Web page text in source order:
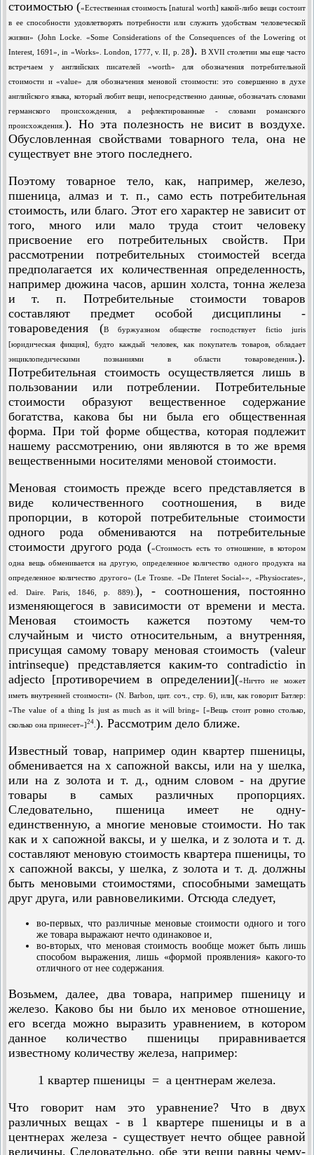
стоимостью («Естественная стоимость [natural worth] какой-либо вещи состоит
в ее способности удовлетворять потребности или служить удобствам человеческой
жизни» (John Locke. «Some Considerations of the Consequences of the Lowering ot
Interest, 1691», in «Works». London, 1777, v. II, p. 28).В XVII столетии мы еще часто
встречаем у английских писателей «worth» для обозначения потребительной
стоимости и «value» для обозначения меновой стоимости: это совершенно в духе
английского языка, который любит вещи, непосредственно данные, обозначать словами
германского происхождения, а рефлектированные - словами романского
происхождения. ). Но эта полезность не висит в воздухе.
Обусловленная свойствами товарного тела, она не
существует вне этого последнего.
Поэтому товарное тело, как, например, железо,
пшеница, алмаз и т. п., само есть потребительная
стоимость, или благо. Этот его характер не зависит от
того, много или мало труда стоит человеку
присвоение его потребительных свойств. При
рассмотрении потребительных стоимостей всегда
предполагается их количественная определенность,
например дюжина часов, аршин холста, тонна железа
и т. п. Потребительные стоимости товаров
составляют предмет особой дисциплины -
товароведения (В буржуазном обществе господствует fictio juris
[юридическая фикция], будто каждый человек, как покупатель товаров, обладает
энциклопедическими познаниями в области товароведения.).
Потребительная стоимость осуществляется лишь в
пользовании или потреблении. Потребительные
стоимости образуют вещественное содержание
богатства, какова бы ни была его общественная
форма. При той форме общества, которая подлежит
нашему рассмотрению, они являются в то же время
вещественными носителями меновой стоимости.
Меновая стоимость прежде всего представляется в
виде количественного соотношения, в виде
пропорции, в которой потребительные стоимости
одного рода обмениваются на потребительные
стоимости другого рода («Стоимость есть то отношение, в котором
одна вещь обменивается на другую, определенное количество одного продукта на
определенное количество другого» (Le Trosne. «De l'Interet Social»», «Physiocrates»,
ed. Daire. Paris, 1846, p. 889). ), - соотношения, постоянно
изменяющегося в зависимости от времени и места.
Меновая стоимость кажется поэтому чем-то
случайным и чисто относительным, а внутренняя,
присущая самому товару меновая стоимость (valeur
intrinseque) представляется каким-то contradictio in
adjecto [противоречием в определении](«Ничто не может
иметь внутренней стоимости» (N. Barbon, цит. соч., стр. 6), или, как говорит Батлер:
«The value of a thing Is just as much as it will bring» [«Вещь стоит ровно столько,
сколько она принесет»]24 ). Рассмотрим дело ближе.
Известный товар, например один квартер пшеницы,
обменивается на x сапожной ваксы, или на y шелка,
или на z золота и т. д., одним словом - на другие
товары в самых различных пропорциях.
Следовательно, пшеница имеет не одну-
единственную, а многие меновые стоимости. Но так
как и x сапожной ваксы, и y шелка, и z золота и т. д.
составляют меновую стоимость квартера пшеницы, то
х сапожной ваксы, у шелка, z золота и т. д. должны
быть меновыми стоимостями, способными замещать
друг друга, или равновеликими. Отсюда следует,
во-первых, что различные меновые стоимости одного и того
же товара выражают нечто одинаковое и,
во-вторых, что меновая стоимость вообще может быть лишь
способом выражения, лишь «формой проявления» какого-то
отличного от нее содержания.
Возьмем, далее, два товара, например пшеницу и
железо. Каково бы ни было их меновое отношение,
его всегда можно выразить уравнением, в котором
данное количество пшеницы приравнивается
известному количеству железа, например:
1 квартер пшеницы = а центнерам железа.
Что говорит нам это уравнение? Что в двух
различных вещах - в 1 квартере пшеницы и в а
центнерах железа - существует нечто общее равной
величины. Следовательно, обе эти вещи равны чему-